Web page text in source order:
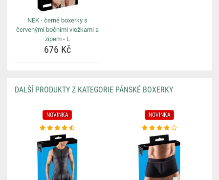
NEK - černé boxerky s
červenými bočními vložkami a
zipem - L
676 Kč
DALŠÍ PRODUKTY Z KATEGORIE PÁNSKÉ BOXERKY
NOVINKA NOVINKA